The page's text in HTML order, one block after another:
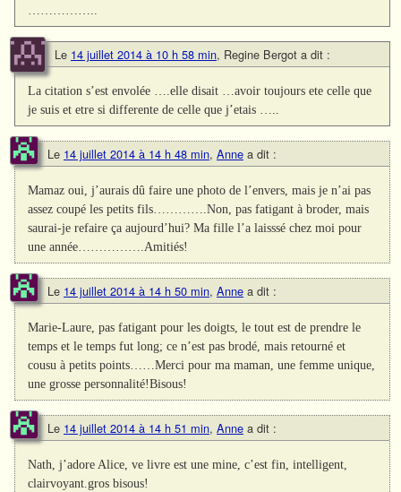
Le 14 juillet 2014 à 10 h 58 min, Regine Bergot a dit :
La citation s’est envolée ….elle disait …avoir toujours ete celle que
je suis et etre si differente de celle que j’etais …..
Le 14 juillet 2014 à 14 h 48 min, Anne a dit :
Mamaz oui, j’aurais dû faire une photo de l’envers, mais je n’ai pas
assez coupé les petits fils………….Non, pas fatigant à broder, mais
saurai-je refaire ça aujourd’hui? Ma fille l’a laisssé chez moi pour
une année…………….Amitiés!
Le 14 juillet 2014 à 14 h 50 min, Anne a dit :
Marie-Laure, pas fatigant pour les doigts, le tout est de prendre le
temps et le temps fut long; ce n’est pas brodé, mais retourné et
cousu à petits points……Merci pour ma maman, une femme unique,
une grosse personnalité!Bisous!
Le 14 juillet 2014 à 14 h 51 min, Anne a dit :
Nath, j’adore Alice, ve livre est une mine, c’est fin, intelligent,
clairvoyant.gros bisous!